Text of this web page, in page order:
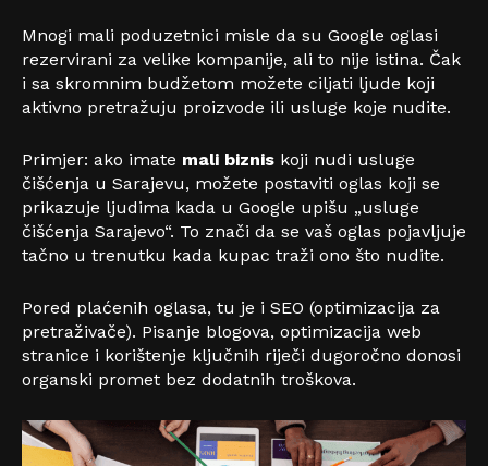
Mnogi mali poduzetnici misle da su Google oglasi
rezervirani za velike kompanije, ali to nije istina. Čak
i sa skromnim budžetom možete ciljati ljude koji
aktivno pretražuju proizvode ili usluge koje nudite.
Primjer: ako imate mali biznis koji nudi usluge
čišćenja u Sarajevu, možete postaviti oglas koji se
prikazuje ljudima kada u Google upišu „usluge
čišćenja Sarajevo“. To znači da se vaš oglas pojavljuje
tačno u trenutku kada kupac traži ono što nudite.
Pored plaćenih oglasa, tu je i SEO (optimizacija za
pretraživače). Pisanje blogova, optimizacija web
stranice i korištenje ključnih riječi dugoročno donosi
organski promet bez dodatnih troškova.